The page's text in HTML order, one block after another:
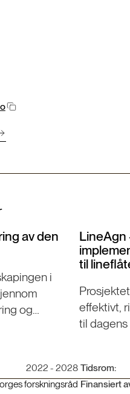
av den
i
og
2022 - 2028
forskningsråd
LineAgn
til
effektivt,
til
Tidsrom:
Finansiert